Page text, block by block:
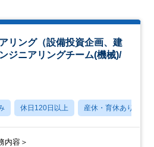
リング（設備投資企画、建
ジニアリングチーム(機械)/
休日120日以上 産休・育休あり
内容＞